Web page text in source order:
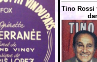
Tino Rossi